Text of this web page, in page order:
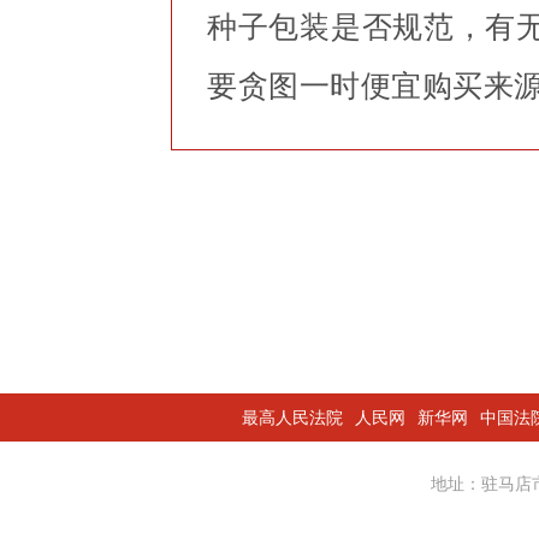
种子包装是否规范，有
要贪图一时便宜购买来
最高人民法院 人民网 新华网 中国法
地址：驻马